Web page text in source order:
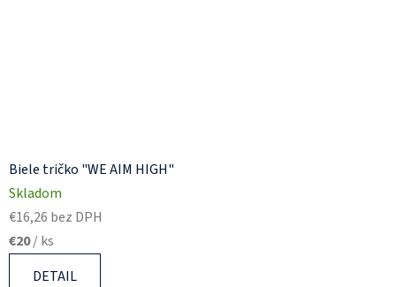
Biele tričko "WE AIM HIGH"
Skladom
€16,26 bez DPH
€20/ ks
DETAIL